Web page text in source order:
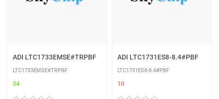
ADI LTC1733EMSE#TRPBF
LTC1733EMSE#TRPBF
54
ADI LTC1731ES8-8.4#PBF
LTC1731ES8-8.4#PBF
10